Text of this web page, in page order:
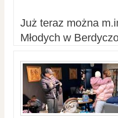
Już teraz można
Młodych w